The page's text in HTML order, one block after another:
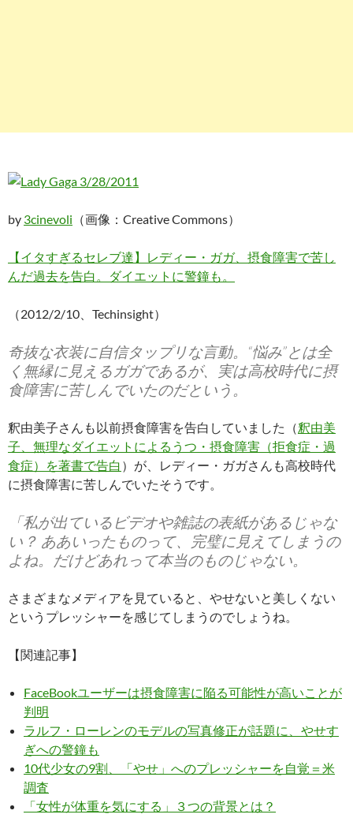
by 3cinevoli （画像：Creative Commons）
【イタすぎるセレブ達】レディー・ガガ、摂食障害で苦し
んだ過去を告白。ダイエットに警鐘も。
（2012/2/10、Techinsight）
奇抜な衣装に自信タップリな言動。“悩み”とは全
く無縁に見えるガガであるが、実は高校時代に摂
食障害に苦しんでいたのだという。
釈由美子さんも以前摂食障害を告白していました（釈由美
子、無理なダイエットによるうつ・摂食障害（拒食症・過
食症）を著書で告白 ）が、レディー・ガガさんも高校時代
に摂食障害に苦しんでいたそうです。
「私が出ているビデオや雑誌の表紙があるじゃな
い？ ああいったものって、完璧に見えてしまうの
よね。だけどあれって本当のものじゃない。
さまざまなメディアを見ていると、やせないと美しくない
というプレッシャーを感じてしまうのでしょうね。
【関連記事】
FaceBookユーザーは摂食障害に陥る可能性が高いことが
判明
ラルフ・ローレンのモデルの写真修正が話題に、やせす
ぎへの警鐘も
10代少女の9割、「やせ」へのプレッシャーを自覚＝米
調査
「女性が体重を気にする」３つの背景とは？